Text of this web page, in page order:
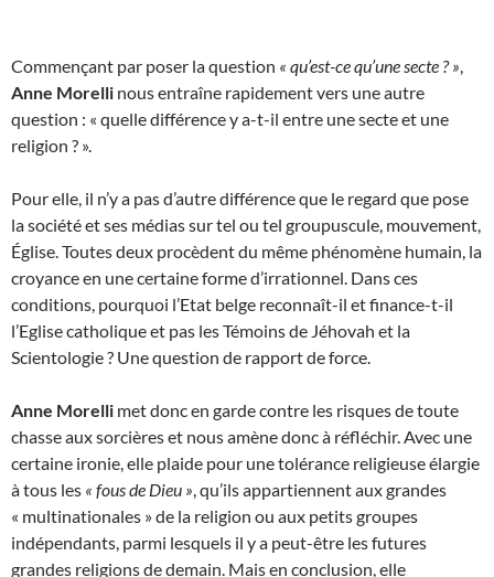
Commençant par poser la question « qu’est-ce qu’une secte ? »
Anne Morelli nous entraîne rapidement vers une autre
question : « quelle différence y a-t-il entre une secte et une
religion ? ».
Pour elle, il n’y a pas d’autre différence que le regard que pose
la société et ses médias sur tel ou tel groupuscule, mouvement,
Église. Toutes deux procèdent du même phénomène humain, la
croyance en une certaine forme d’irrationnel. Dans ces
conditions, pourquoi l’Etat belge reconnaît-il et finance-t-il
l’Eglise catholique et pas les Témoins de Jéhovah et la
Scientologie ? Une question de rapport de force.
Anne Morelli met donc en garde contre les risques de toute
chasse aux sorcières et nous amène donc à réfléchir. Avec une
certaine ironie, elle plaide pour une tolérance religieuse élargie
à tous les « fous de Dieu » , qu’ils appartiennent aux grandes
« multinationales » de la religion ou aux petits groupes
indépendants, parmi lesquels il y a peut-être les futures
grandes religions de demain. Mais en conclusion, elle